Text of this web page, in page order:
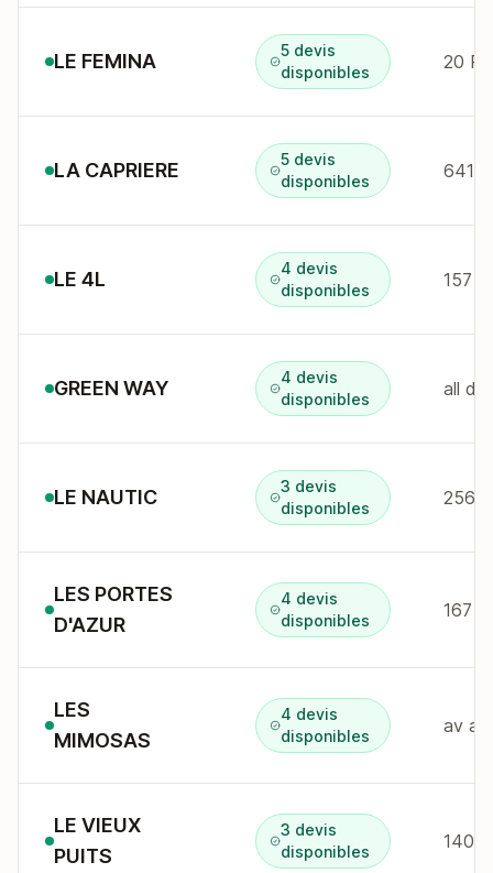
LE FEMINA
5 devis
disponibles
LA CAPRIERE
5 devis
disponibles
641
LE 4L
4 devis
disponibles
GREEN WAY
4 devis
disponibles
all
LE NAUTIC
3 devis
disponibles
256 r
LES PORTES
D'AZUR
4 devis
disponibles
167
LES
MIMOSAS
4 devis
disponibles
av
LE VIEUX
PUITS
3 devis
disponibles